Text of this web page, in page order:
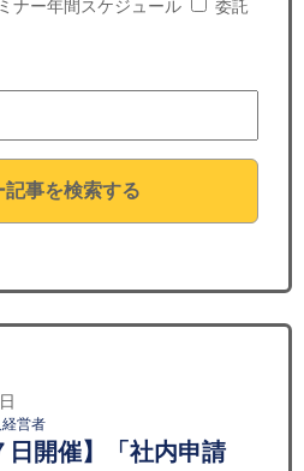
ナー年間スケジュール
委託
記事を検索する
経営者
日開催】「社内申請